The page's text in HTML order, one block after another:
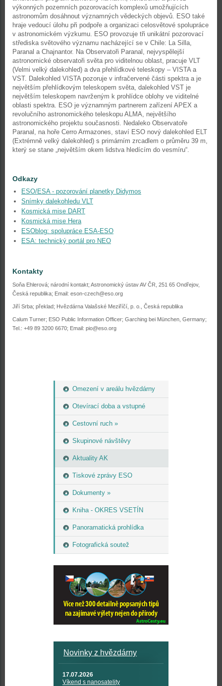
Omezení v areálu hvězdárny
Otevírací doba a vstupné
Cestovní ruch »
Skupinové návštěvy
Aktuality AK
Tiskové zprávy ESO
Dokumenty »
Kniha - OKRES VSETÍN
Panoramatická prohlídka
Fotografická soutež
Novinky z hvězdárny
17.07.2026
Víkend s nanosatelity
výkonných pozemních pozorovacích komplexů umožňujících
astronomům dosáhnout významných vědeckých objevů. ESO také
hraje vedoucí úlohu při podpoře a organizaci celosvětové spolupráce
v astronomickém výzkumu. ESO provozuje tři unikátní pozorovací
střediska světového významu nacházející se v Chile: La Silla,
Paranal a Chajnantor. Na Observatoři Paranal, nejvyspělejší
astronomické observatoři světa pro viditelnou oblast, pracuje VLT
(Velmi velký dalekohled) a dva přehlídkové teleskopy – VISTA a
VST. Dalekohled VISTA pozoruje v infračervené části spektra a je
největším přehlídkovým teleskopem světa, dalekohled VST je
největším teleskopem navrženým k prohlídce oblohy ve viditelné
oblasti spektra. ESO je významným partnerem zařízení APEX a
revolučního astronomického teleskopu ALMA, největšího
astronomického projektu současnosti. Nedaleko Observatoře
Paranal, na hoře Cerro Armazones, staví ESO nový dalekohled ELT
(Extrémně velký dalekohled) s primárním zrcadlem o průměru 39 m,
který se stane „největším okem lidstva hledícím do vesmíru“.
Odkazy
ESO/ESA - pozorování planetky Didymos
Snímky dalekohledu VLT
Kosmická mise DART
Kosmická mise Hera
ESOblog: spolupráce ESA-ESO
ESA: technický portál pro NEO
Kontakty
Soňa Ehlerová; národní kontakt; Astronomický ústav AV ČR, 251 65 Ondřejov,
Česká republika; Email: eson-czech@eso.org
Jiří Srba; překlad; Hvězdárna Valašské Meziříčí, p. o., Česká republika
Calum Turner; ESO Public Information Officer; Garching bei München, Germany;
Tel.: +49 89 3200 6670; Email: pio@eso.org